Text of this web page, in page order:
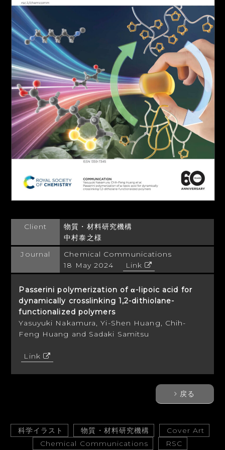
Client
物質・材料研究機構
中村泰之様
Journal
Chemical Communications
18 May 2024
Link
Passerini polymerization of α-lipoic acid for
dynamically crosslinking 1,2-dithiolane-
functionalized polymers
Yasuyuki Nakamura, Yi-Shen Huang, Chih-
Feng Huang and Sadaki Samitsu
Link
戻る
科学イラスト 物質・材料研究機構
Cover Art
Chemical Communications
RSC